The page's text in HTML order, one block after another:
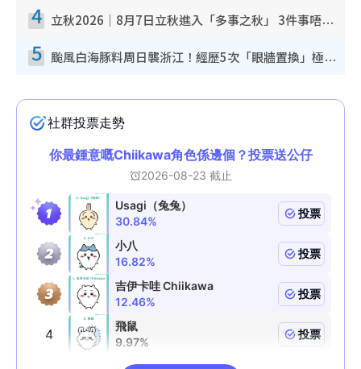
4 立秋2026｜8月7日立秋進入「多事之秋」 3件事唔做得！專家教6招開運 清枱頭／銀包納氣接好運
5 颱風白海豚料周日襲浙江！經歷5次「眼牆置換」極罕見 成登陸內地最長途颱風